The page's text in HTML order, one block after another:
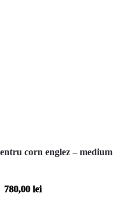
corn englez – medium
780,00lei